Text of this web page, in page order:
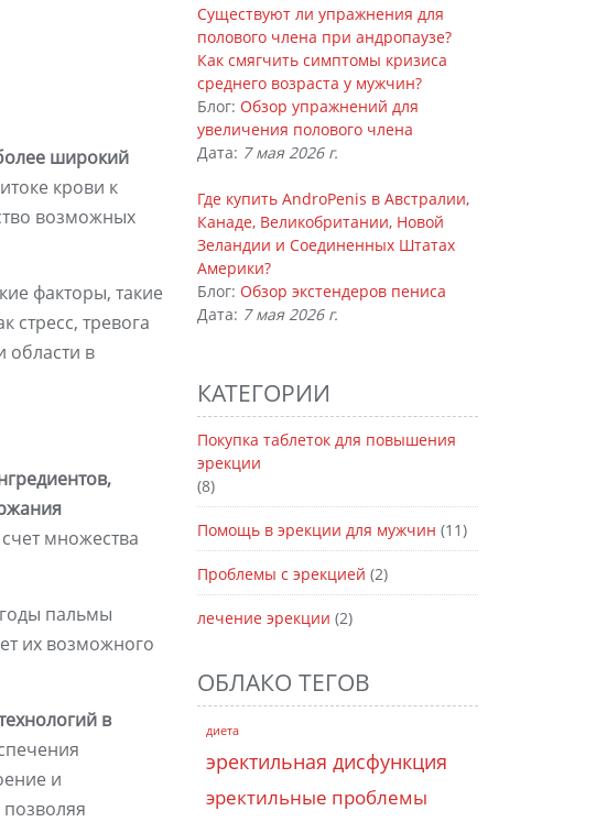
широкий
крови к
возможных
факторы, такие
стресс, тревога
области в
множества
пальмы
их возможного
в
и
Существуют ли упражнения для
полового члена при андропаузе?
Как смягчить симптомы кризиса
среднего возраста у мужчин?
Блог: Обзор упражнений для
увеличения полового члена
Дата: 7 мая 2026 г.
Где купить AndroPenis в Австралии,
Канаде, Великобритании, Новой
Зеландии и Соединенных Штатах
Америки?
Блог: Обзор экстендеров пениса
Дата: 7 мая 2026 г.
КАТЕГОРИИ
Покупка таблеток для повышения
эрекции
(8)
Помощь в эрекции для мужчин (11)
Проблемы с эрекцией (2)
лечение эрекции (2)
ОБЛАКО ТЕГОВ
диета
эректильная дисфункция
эректильные проблемы